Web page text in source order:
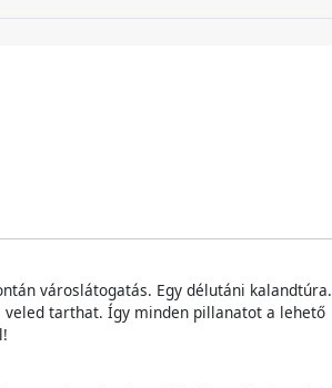
városlátogatás. Egy délutáni kalandtúra.
veled tarthat. Így minden pillanatot a lehető